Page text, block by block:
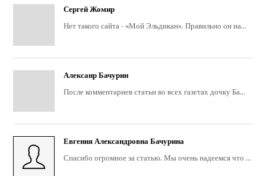
Сергей Жомир
Нет такого сайта - «Мой Эльдикан». Правильно он на...
Алексанр Бачурин
После комментариев статьи во всех газетах дочку Ба...
Евгения Александровна Бачурина
Спасибо огромное за статью. Мы очень надеемся что ...